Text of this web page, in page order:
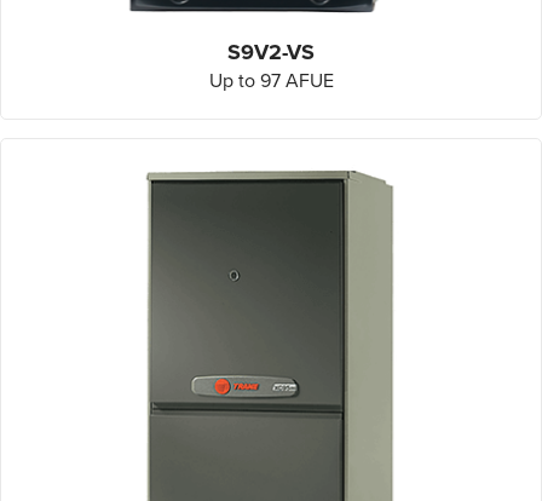
S9V2-VS
Up to 97 AFUE